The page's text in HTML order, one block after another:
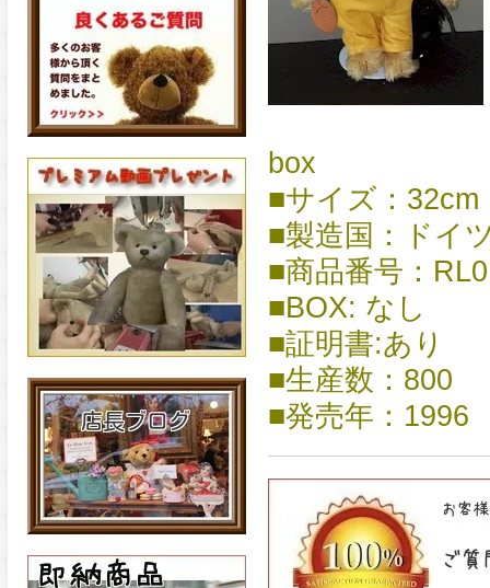
box
■サイズ：32cm
■製造国：ドイ
■商品番号：
■BOX: なし
■証明書:あり
■生産数：800
■発売年：1996